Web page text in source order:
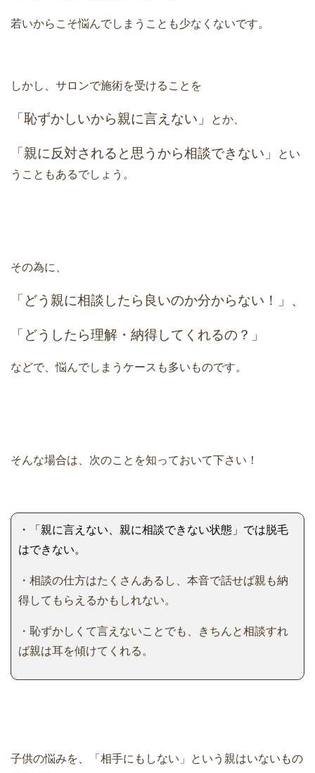
若いからこそ悩んでしまうことも少なくないです。
しかし、サロンで施術を受けることを
「恥ずかしいから親に言えない」 とか、
「親に反対されると思うから相談できない」
とい
うこともあるでしょう。
その為に、
「どう親に相談したら良いのか分からない！」、
「どうしたら理解・納得してくれるの？」
などで、悩んでしまうケースも多いものです。
そんな場合は、次のことを知っておいて下さい！
・「親に言えない、親に相談できない状態」では脱毛
はできない。
・相談の仕方はたくさんあるし、本音で話せば親も納
得してもらえるかもしれない。
・恥ずかしくて言えないことでも、きちんと相談すれ
ば親は耳を傾けてくれる。
子供の悩みを、「相手にもしない」という親はいないもの